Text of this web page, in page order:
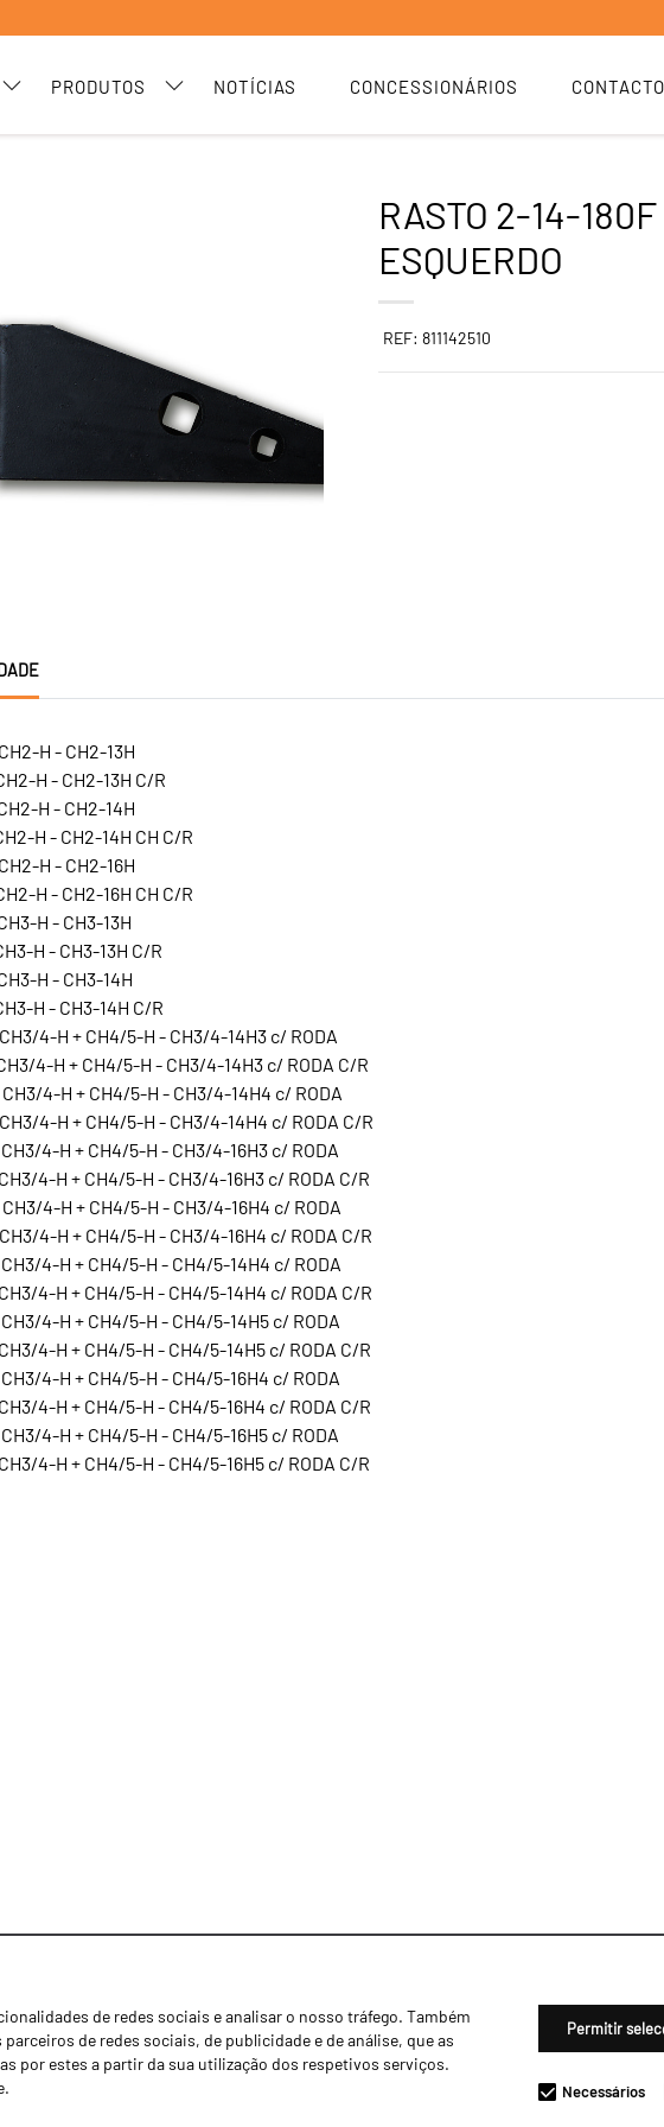
PRODUTOS NOTÍCIAS CONCESSIONÁRIOS
de redes sociais e analisar o nosso tráfego. Também
de redes sociais, de publicidade e de análise, que as
por estes a partir da sua utilização dos respetivos serviços.
Permitir
Necessários
RASTO 2-14-180F
ESQUERDO
REF: 811142510
H - CH2-13H
H - CH2-13H C/R
H - CH2-14H
H - CH2-14H CH C/R
H - CH2-16H
H - CH2-16H CH C/R
H - CH3-13H
H - CH3-13H C/R
H - CH3-14H
H - CH3-14H C/R
4-H + CH4/5-H - CH3/4-14H3 c/ RODA
4-H + CH4/5-H - CH3/4-14H3 c/ RODA C/R
4-H + CH4/5-H - CH3/4-14H4 c/ RODA
4-H + CH4/5-H - CH3/4-14H4 c/ RODA C/R
4-H + CH4/5-H - CH3/4-16H3 c/ RODA
4-H + CH4/5-H - CH3/4-16H3 c/ RODA C/R
4-H + CH4/5-H - CH3/4-16H4 c/ RODA
4-H + CH4/5-H - CH3/4-16H4 c/ RODA C/R
4-H + CH4/5-H - CH4/5-14H4 c/ RODA
4-H + CH4/5-H - CH4/5-14H4 c/ RODA C/R
4-H + CH4/5-H - CH4/5-14H5 c/ RODA
4-H + CH4/5-H - CH4/5-14H5 c/ RODA C/R
4-H + CH4/5-H - CH4/5-16H4 c/ RODA
4-H + CH4/5-H - CH4/5-16H4 c/ RODA C/R
4-H + CH4/5-H - CH4/5-16H5 c/ RODA
4-H + CH4/5-H - CH4/5-16H5 c/ RODA C/R
Notícias
Concessionários